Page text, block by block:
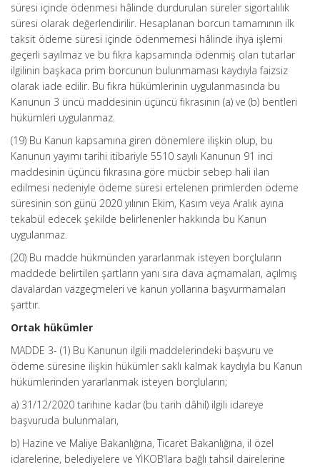
süresi içinde ödenmesi hâlinde durdurulan süreler sigortalılık
süresi olarak değerlendirilir. Hesaplanan borcun tamamının ilk
taksit ödeme süresi içinde ödenmemesi hâlinde ihya işlemi
geçerli sayılmaz ve bu fıkra kapsamında ödenmiş olan tutarlar
ilgilinin başkaca prim borcunun bulunmaması kaydıyla faizsiz
olarak iade edilir. Bu fıkra hükümlerinin uygulanmasında bu
Kanunun 3 üncü maddesinin üçüncü fıkrasının (a) ve (b) bentleri
hükümleri uygulanmaz.
(19) Bu Kanun kapsamına giren dönemlere ilişkin olup, bu
Kanunun yayımı tarihi itibariyle 5510 sayılı Kanunun 91 inci
maddesinin üçüncü fıkrasına göre mücbir sebep hali ilan
edilmesi nedeniyle ödeme süresi ertelenen primlerden ödeme
süresinin son günü 2020 yılının Ekim, Kasım veya Aralık ayına
tekabül edecek şekilde belirlenenler hakkında bu Kanun
uygulanmaz.
(20) Bu madde hükmünden yararlanmak isteyen borçluların
maddede belirtilen şartların yanı sıra dava açmamaları, açılmış
davalardan vazgeçmeleri ve kanun yollarına başvurmamaları
şarttır.
Ortak hükümler
MADDE 3- (1) Bu Kanunun ilgili maddelerindeki başvuru ve
ödeme süresine ilişkin hükümler saklı kalmak kaydıyla bu Kanun
hükümlerinden yararlanmak isteyen borçluların;
a) 31/12/2020 tarihine kadar (bu tarih dâhil) ilgili idareye
başvuruda bulunmaları,
b) Hazine ve Maliye Bakanlığına, Ticaret Bakanlığına, il özel
idarelerine, belediyelere ve YİKOB’lara bağlı tahsil dairelerine